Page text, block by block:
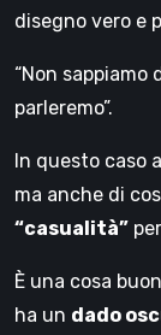
disegno vero e
“Non sappiamo
parleremo”.
In questo caso
ma anche di
“casualità”
È una cosa
ha un dado